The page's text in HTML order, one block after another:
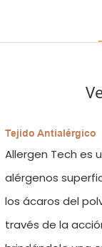
Tejido Antialérgico
Allergen Tech es
alérgenos
los ácaros del
través de la